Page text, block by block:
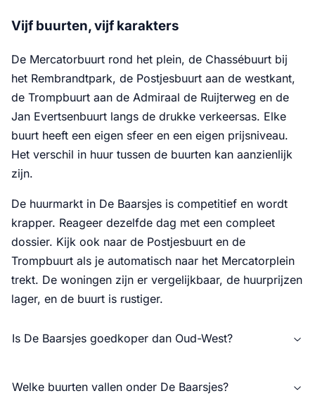
Vijf buurten, vijf karakters
De Mercatorbuurt rond het plein, de Chassébuurt bij
het Rembrandtpark, de Postjesbuurt aan de westkant,
de Trompbuurt aan de Admiraal de Ruijterweg en de
Jan Evertsenbuurt langs de drukke verkeersas. Elke
buurt heeft een eigen sfeer en een eigen prijsniveau.
Het verschil in huur tussen de buurten kan aanzienlijk
zijn.
De huurmarkt in De Baarsjes is competitief en wordt
krapper. Reageer dezelfde dag met een compleet
dossier. Kijk ook naar de Postjesbuurt en de
Trompbuurt als je automatisch naar het Mercatorplein
trekt. De woningen zijn er vergelijkbaar, de huurprijzen
lager, en de buurt is rustiger.
Is De Baarsjes goedkoper dan Oud-West?
Welke buurten vallen onder De Baarsjes?